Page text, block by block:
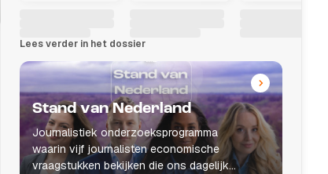
Lees verder in het dossier
Stand van Nederland
Journalistiek onderzoeksprogramma
waarin vijf journalisten economische
vraagstukken bekijken die ons dagelijks